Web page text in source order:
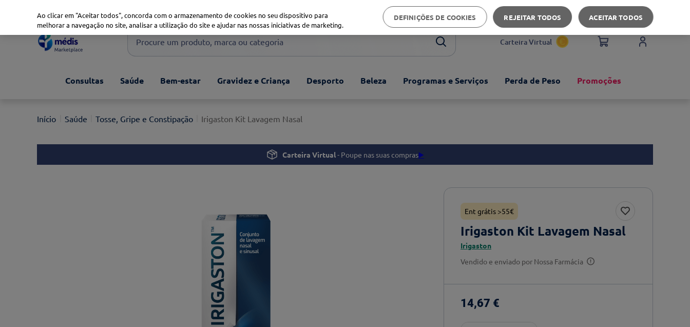
Apoio ao cliente
Procure um produto, marca ou categoria
1º xiaomi
3º uriage
Carteira Virtual
Consultas Saúde Bem-estar Gravidez e Criança Desporto Beleza Programas e Serviços Perda de Peso Promoções
Saúde Tosse, Gripe e Constipação Irigaston Kit Lavagem Nasal
Carteira Virtual- Poupe nas suas compras▶️
Ent grátis >55€
Irigaston Kit Lavagem Nasal
Irigaston
Vendido e enviado por Nossa Farmácia
14,67 €
Ao clicar em "Aceitar todos", concorda com o armazenamento de cookies no seu dispositivo para
melhorar a navegação no site, analisar a utilização do site e ajudar nas nossas iniciativas de marketing.
DEFINIÇÕES DE COOKIES REJEITAR TODOS ACEITAR TODOS